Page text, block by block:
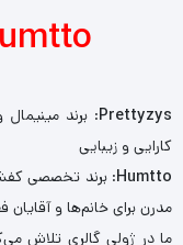
Prettyzys: برند
کارایی و زیبایی
Humtto: برند تخصصی
مدرن برای خانم‌ها و آقایان
ما در ژولی گالری تلاش